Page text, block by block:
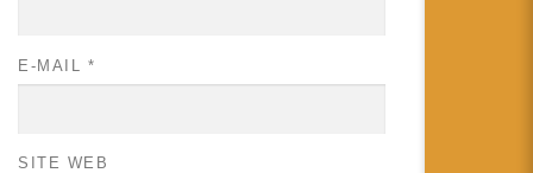
E-MAIL *
SITE WEB